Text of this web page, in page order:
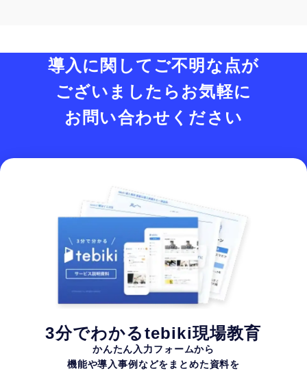
導入に関してご不明な点が
ございましたら お気軽に
お問い合わせください
3分でわかるtebiki現場教育
かんたん入力フォームから
機能や導入事例などをまとめた資料を